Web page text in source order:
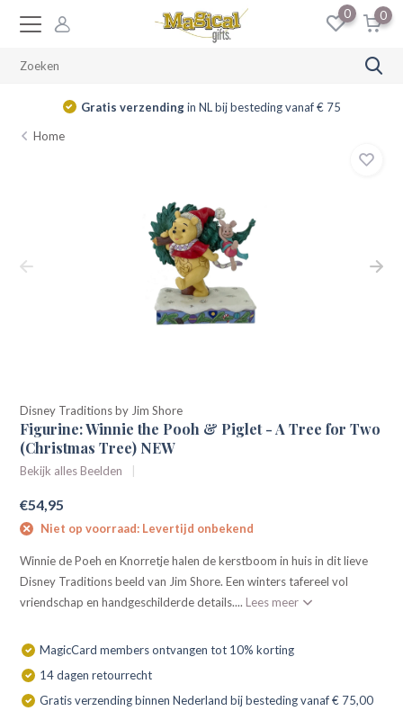
0 0
Gratis verzendingin NL bij besteding vanaf € 75
Home
Disney Traditions by Jim Shore
Figurine: Winnie the Pooh & Piglet - A Tree for Two
(Christmas Tree) NEW
Bekijk alles Beelden
€54,95
Niet op voorraad: Levertijd onbekend
Winnie de Poeh en Knorretje halen de kerstboom in huis in dit lieve
Disney Traditions beeld van Jim Shore. Een winters tafereel vol
vriendschap en handgeschilderde details.... Lees meer
MagicCard members ontvangen tot 10% korting
14 dagen retourrecht
Gratis verzending binnen Nederland bij besteding vanaf € 75,00